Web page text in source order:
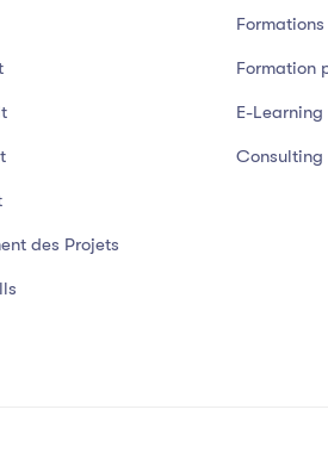
des Projets
Formation
E-Learning
Consulting